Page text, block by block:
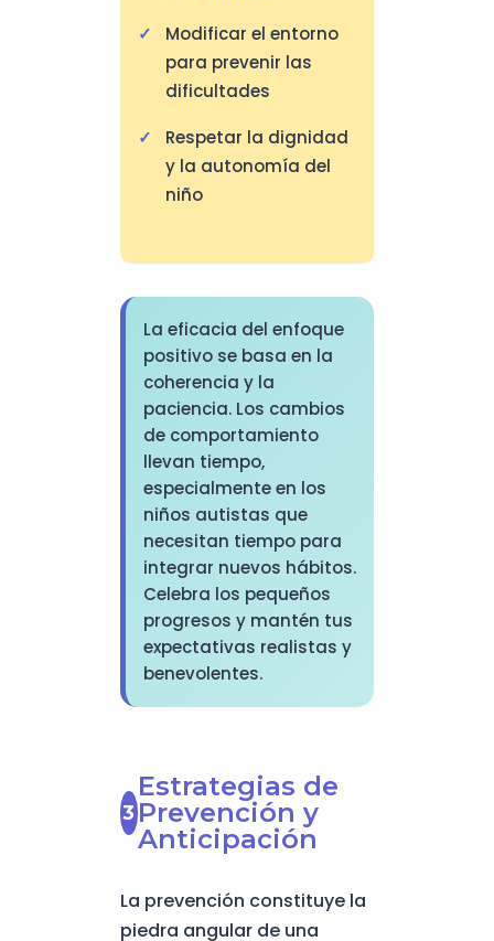
Modificar el entorno
para prevenir las
dificultades
Respetar la dignidad
y la autonomía del
niño
La eficacia del enfoque
positivo se basa en la
coherencia y la
paciencia. Los cambios
de comportamiento
llevan tiempo,
especialmente en los
niños autistas que
necesitan tiempo para
integrar nuevos hábitos.
Celebra los pequeños
progresos y mantén tus
expectativas realistas y
benevolentes.
Estrategias de
Prevención y
Anticipación
La prevención constituye la
piedra angular de una